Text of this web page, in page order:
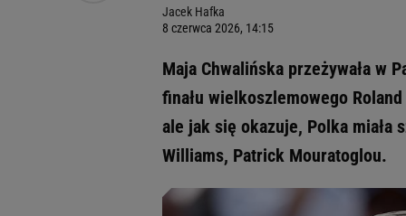
Jacek Hafka
8 czerwca 2026, 14:15
Maja Chwalińska przeżywała w
finału wielkoszlemowego
ale jak się okazuje, Polka miała
Williams, Patrick Mouratoglou.